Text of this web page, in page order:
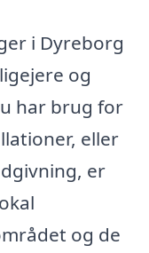
i Dyreborg
og
har brug for
eller
er
og de